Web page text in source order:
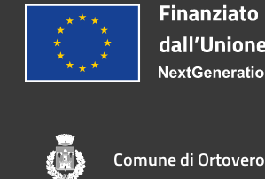
Comune di Ortovero